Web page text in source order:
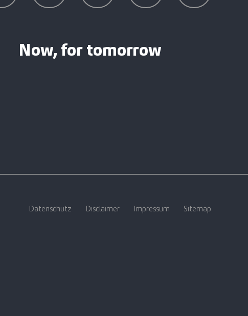
Now, for tomorrow
Datenschutz Disclaimer Impressum Sitemap